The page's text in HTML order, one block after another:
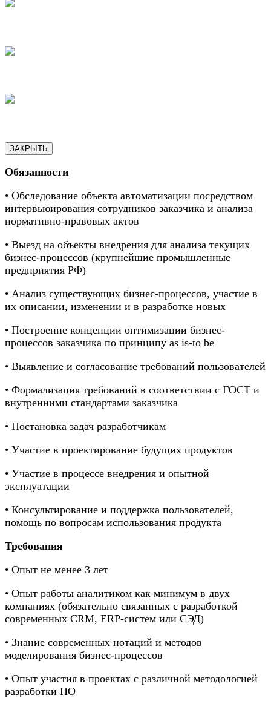
ЗАКРЫТЬ
Обязанности
• Обследование объекта автоматизации посредством
интервьюирования сотрудников заказчика и анализа
нормативно-правовых актов
• Выезд на объекты внедрения для анализа текущих
бизнес-процессов (крупнейшие промышленные
предприятия РФ)
• Анализ существующих бизнес-процессов, участие в
их описании, изменении и в разработке новых
• Построение концепции оптимизации бизнес-
процессов заказчика по принципу as is-to be
• Выявление и согласование требований пользователей
• Формализация требований в соответствии с ГОСТ и
внутренними стандартами заказчика
• Постановка задач разработчикам
• Участие в проектирование будущих продуктов
• Участие в процессе внедрения и опытной
эксплуатации
• Консультирование и поддержка пользователей,
помощь по вопросам использования продукта
Требования
• Опыт не менее 3 лет
• Опыт работы аналитиком как минимум в двух
компаниях (обязательно связанных с разработкой
современных CRM, ERP-систем или СЭД)
• Знание современных нотаций и методов
моделирования бизнес-процессов
• Опыт участия в проектах с различной методологией
разработки ПО